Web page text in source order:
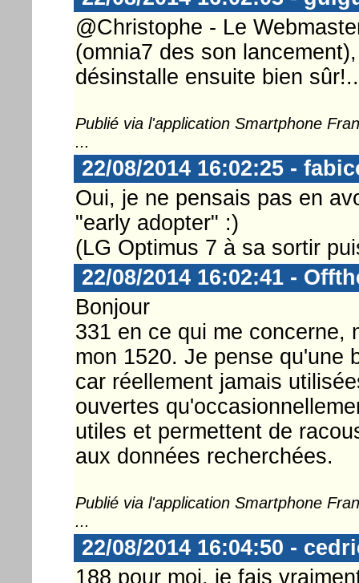
@Christophe - Le
(omnia7 des son
désinstalle ensuite bien
Publié via l'application Smartphone
...
22/08/2014 16:02:25 -
Oui, je ne pensais pas en
"early adopter" :)
(LG Optimus 7 à sa sortir
22/08/2014 16:02:41 -
Bonjour
331 en ce qui me concerne,
mon 1520. Je pense qu'une
car réellement jamais
ouvertes
utiles et permettent de
aux données recherchées.
Publié via l'application Smartphone
...
22/08/2014 16:04:50 -
188 pour moi, je fais